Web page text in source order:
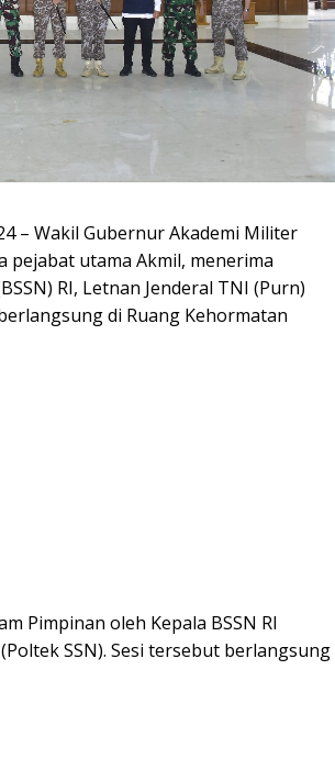
– Wakil Gubernur Akademi Militer
pejabat utama Akmil, menerima
RI, Letnan Jenderal TNI (Purn)
di Ruang Kehormatan
Pimpinan oleh Kepala BSSN RI
SSN). Sesi tersebut berlangsung